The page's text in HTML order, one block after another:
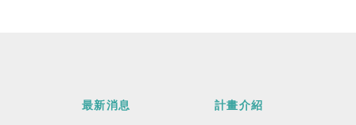
最新消息 計畫介紹